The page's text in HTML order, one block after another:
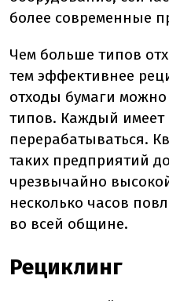
более современные
Чем больше типов
тем эффективнее
отходы бумаги
типов. Каждый имеет
перерабатываться.
таких предприятий
чрезвычайно
несколько часов
во всей общине.
Рециклинг